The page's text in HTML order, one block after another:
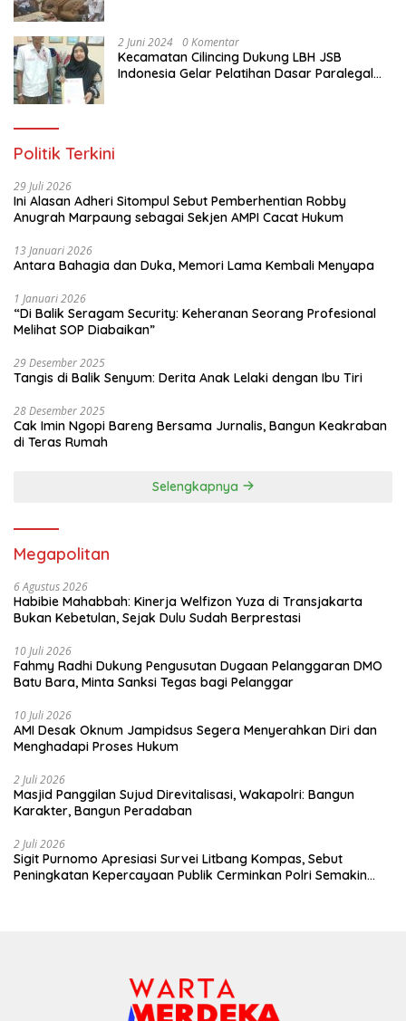
2 Juni 2024 0 Komentar
Kecamatan Cilincing Dukung LBH JSB
Indonesia Gelar Pelatihan Dasar Paralegal
Politik Terkini
29 Juli 2026
Ini Alasan Adheri Sitompul Sebut Pemberhentian Robby
Anugrah Marpaung sebagai Sekjen AMPI Cacat Hukum
13 Januari 2026
Antara Bahagia dan Duka, Memori Lama Kembali Menyapa
1 Januari 2026
“Di Balik Seragam Security: Keheranan Seorang Profesional
Melihat SOP Diabaikan”
29 Desember 2025
Tangis di Balik Senyum: Derita Anak Lelaki dengan Ibu Tiri
28 Desember 2025
Cak Imin Ngopi Bareng Bersama Jurnalis, Bangun Keakraban
di Teras Rumah
Selengkapnya
Megapolitan
6 Agustus 2026
Habibie Mahabbah: Kinerja Welfizon Yuza di Transjakarta
Bukan Kebetulan, Sejak Dulu Sudah Berprestasi
10 Juli 2026
Fahmy Radhi Dukung Pengusutan Dugaan Pelanggaran DMO
Batu Bara, Minta Sanksi Tegas bagi Pelanggar
10 Juli 2026
AMI Desak Oknum Jampidsus Segera Menyerahkan Diri dan
Menghadapi Proses Hukum
2 Juli 2026
Masjid Panggilan Sujud Direvitalisasi, Wakapolri: Bangun
Karakter, Bangun Peradaban
2 Juli 2026
Sigit Purnomo Apresiasi Survei Litbang Kompas, Sebut
Peningkatan Kepercayaan Publik Cerminkan Polri Semakin